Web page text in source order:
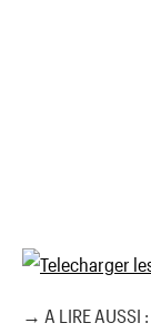
→ A LIRE AUSSI :